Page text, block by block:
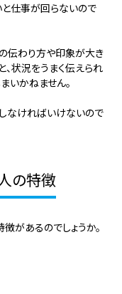
仕事が回らないので
の伝わり方や印象が大き
、状況をうまく伝えられ
いかねません。
なければいけないので
の特徴
があるのでしょうか。